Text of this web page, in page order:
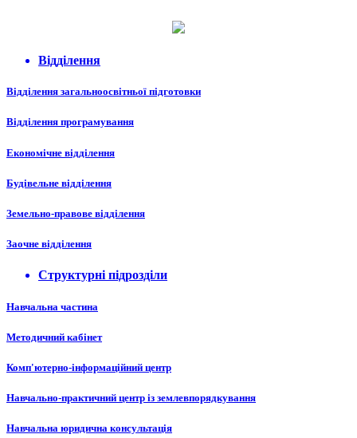
Відділення
Відділення загальноосвітньої підготовки
Відділення програмування
Економічне відділення
Будівельне відділення
Земельно-правове відділення
Заочне відділення
Структурні підрозділи
Навчальна частина
Методичний кабінет
Комп'ютерно-інформаційний центр
Навчально-практичний центр із землевпорядкування
Навчальна юридична консультація